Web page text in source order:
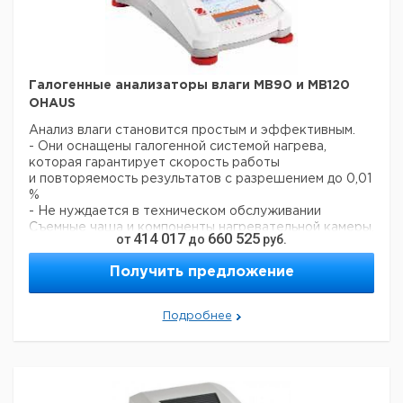
Цена с
НДС,
евро
руб
DAB
Галогенные анализаторы влаги MB90 и MB120
OHAUS
Анализ влаги становится простым и эффективным.
- Они оснащены галогенной системой нагрева,
которая гарантирует скорость работы
и повторяемость результатов с разрешением до 0,01
%
- Не нуждается в техническом обслуживании
Съемные чаша и компоненты нагревательной камеры,
делают очистку быстрой и легкой, дополнительные
инструменты не требуются
- Основанное на пиктограммах интуитивно понятное
меню на сенсорном дисплее помогает оператору на
этапах рабочего процесса.
- Область применения: Определение содержания
от 414 017 до 660 525 руб.
Получить предложение
Подробнее